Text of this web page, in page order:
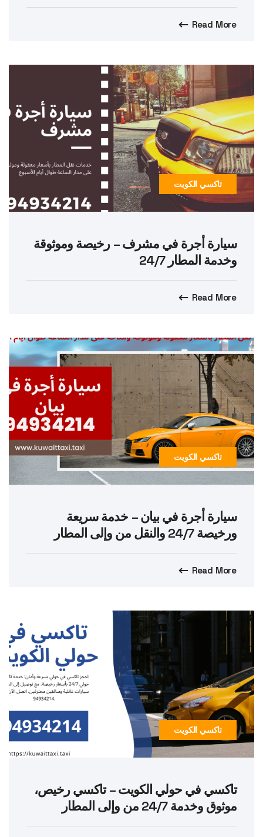
Read More
تاكسي الكويت
سيارة أجرة في مشرف – رخيصة وموثوقة
وخدمة المطار 24/7
Read More
تاكسي الكويت
سيارة أجرة في بيان – خدمة سريعة
ورخيصة 24/7 والنقل من وإلى المطار
Read More
تاكسي الكويت
تاكسي في حولي الكويت – تاكسي رخيص،
موثوق وخدمة 24/7 من وإلى المطار